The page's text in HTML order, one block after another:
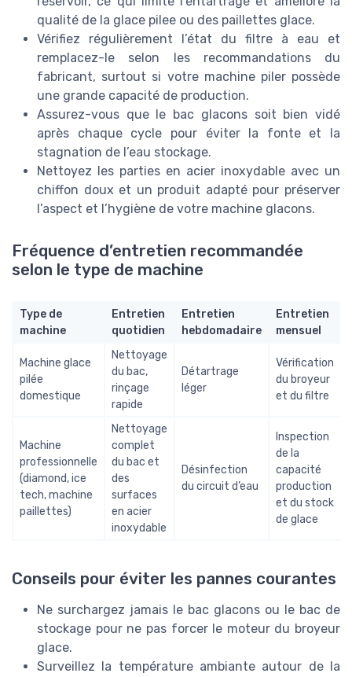
qualité de la glace pilee ou des paillettes glace.
Vérifiez régulièrement l’état du filtre à eau et
remplacez-le selon les recommandations du
fabricant, surtout si votre machine piler possède
une grande capacité de production.
Assurez-vous que le bac glacons soit bien vidé
après chaque cycle pour éviter la fonte et la
stagnation de l’eau stockage.
Nettoyez les parties en acier inoxydable avec un
chiffon doux et un produit adapté pour préserver
l’aspect et l’hygiène de votre machine glacons.
Fréquence d’entretien recommandée
selon le type de machine
Type de
machine
Entretien
quotidien
Entretien
hebdomadaire
Entretien
mensuel
Machine glace
pilée
domestique
Nettoyage
du bac,
rinçage
rapide
Détartrage
léger
Vérification
du broyeur
et du filtre
Machine
professionnelle
(diamond, ice
tech, machine
paillettes)
Nettoyage
complet
du bac et
des
surfaces
en acier
inoxydable
Désinfection
du circuit d’eau
Inspection
de la
capacité
production
et du stock
de glace
Conseils pour éviter les pannes courantes
Ne surchargez jamais le bac glacons ou le bac de
stockage pour ne pas forcer le moteur du broyeur
glace.
Surveillez la température ambiante autour de la